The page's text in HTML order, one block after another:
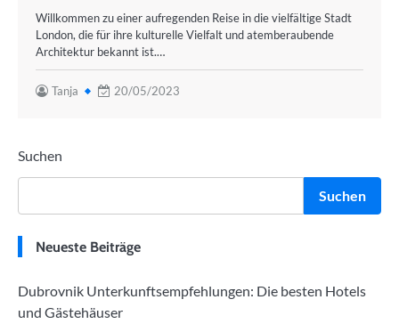
Willkommen zu einer aufregenden Reise in die vielfältige Stadt
London, die für ihre kulturelle Vielfalt und atemberaubende
Architektur bekannt ist.…
Tanja 20/05/2023
Suchen
Suchen
Neueste Beiträge
Dubrovnik Unterkunftsempfehlungen: Die besten Hotels
und Gästehäuser